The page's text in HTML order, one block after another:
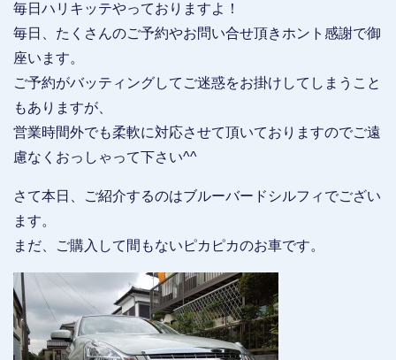
毎日ハリキッテやっておりますよ！
毎日、たくさんのご予約やお問い合せ頂きホント感謝で御
座います。
ご予約がバッティングしてご迷惑をお掛けしてしまうこと
もありますが、
営業時間外でも柔軟に対応させて頂いておりますのでご遠
慮なくおっしゃって下さい^^
さて本日、ご紹介するのはブルーバードシルフィでござい
ます。
まだ、ご購入して間もないピカピカのお車です。